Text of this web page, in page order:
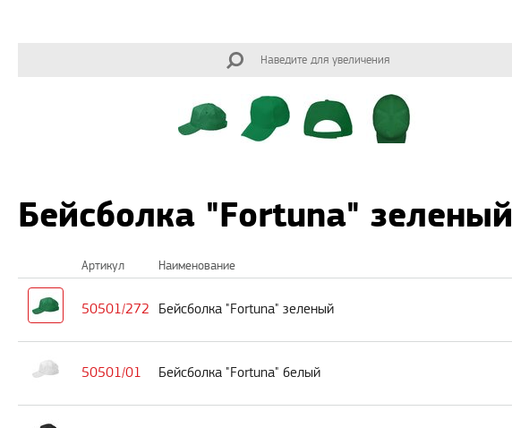
Наведите для увеличения
Бейсболка "Fortuna" зеленый
Артикул Наименование
50501/272 Бейсболка "Fortuna" зеленый
50501/01 Бейсболка "Fortuna" белый